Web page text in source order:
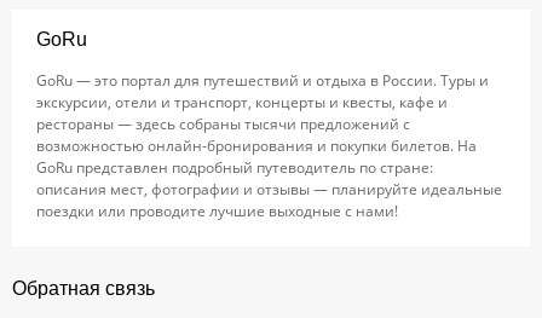
GoRu
GoRu — это портал для путешествий и отдыха в России. Туры и
экскурсии, отели и транспорт, концерты и квесты, кафе и
рестораны — здесь собраны тысячи предложений с
возможностью онлайн-бронирования и покупки билетов. На
GoRu представлен подробный путеводитель по стране:
описания мест, фотографии и отзывы — планируйте идеальные
поездки или проводите лучшие выходные с нами!
Обратная связь